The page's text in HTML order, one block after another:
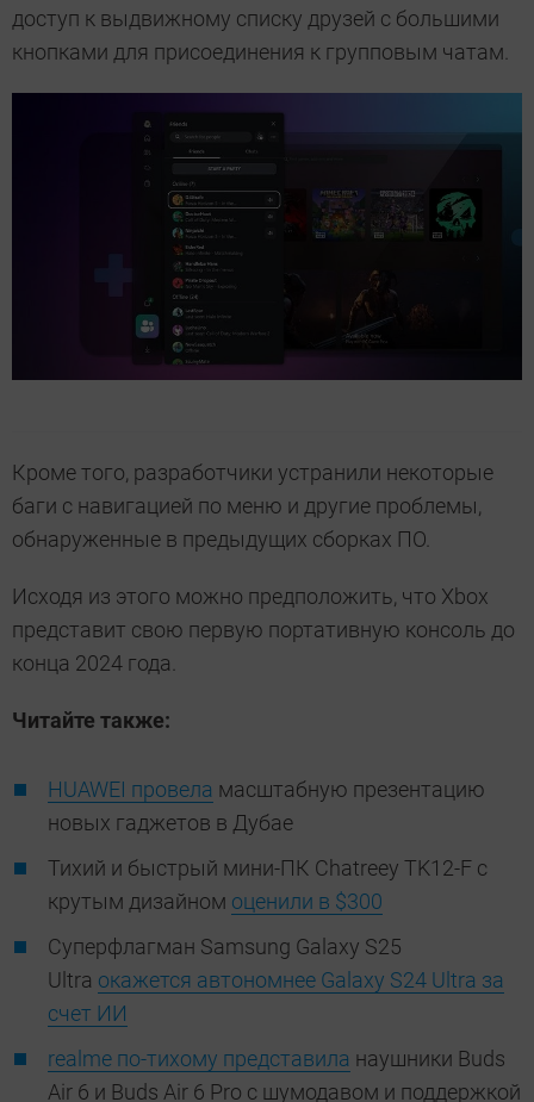
доступ к выдвижному списку друзей с большими
кнопками для присоединения к групповым чатам.
Кроме того, разработчики устранили некоторые
баги с навигацией по меню и другие проблемы,
обнаруженные в предыдущих сборках ПО.
Исходя из этого можно предположить, что Xbox
представит свою первую портативную консоль до
конца 2024 года.
Читайте также:
HUAWEI провела масштабную презентацию
новых гаджетов в Дубае
Тихий и быстрый мини-ПК Chatreey TK12-F с
крутым дизайном оценили в $300
Суперфлагман Samsung Galaxy S25
Ultra окажется автономнее Galaxy S24 Ultra за
счет ИИ
realme по-тихому представила наушники Buds
Air 6 и Buds Air 6 Pro с шумодавом и поддержкой